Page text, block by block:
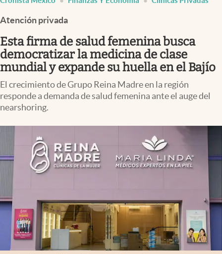
Pc y celular
Vida y estilo
Tv
Clima
Espiritualidad
abre en nueva pestaña
México
Atención privada
Esta firma de salud femenina busca
democratizar la medicina de clase
mundial y expande su huella en el Bajío
El crecimiento de Grupo Reina Madre en la región
responde a demanda de salud femenina ante el auge del
nearshoring.